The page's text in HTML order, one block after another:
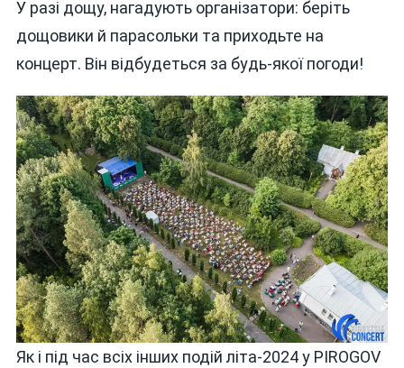
У разі дощу, нагадують організатори: беріть
дощовики й парасольки та приходьте на
концерт. Він відбудеться за будь-якої погоди!
Як і під час всіх інших подій літа-2024 у PIROGOV